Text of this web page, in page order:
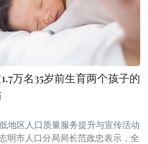
万名35岁前生育两个孩子的
地区人口质量服务提升与宣传活动
明市人口分局局长范政忠表示，全